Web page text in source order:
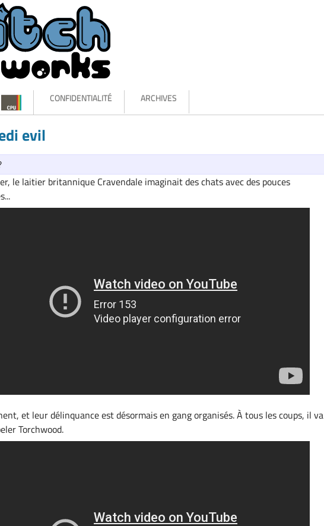
CONFIDENTIALITÉ ARCHIVES
evil
le laitier britannique Cravendale imaginait des chats avec des pouces
et leur délinquance est désormais en gang organisés. À tous les coups, il va
Torchwood.